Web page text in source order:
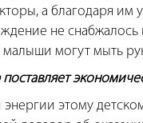
а благодаря им
не снабжалось
малыши могут мыть
энергии этому